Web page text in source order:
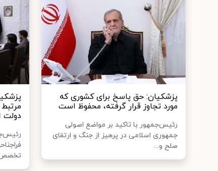
پزشکیان: حق پاسخ برای کشوری که
مورد تجاوز قرار گرفته، محفوظ است
رئیس‌جمهور با تاکید بر مواضع اصولی
جمهوری اسلامی در پرهیز از جنگ و ارتقای
صلح و...